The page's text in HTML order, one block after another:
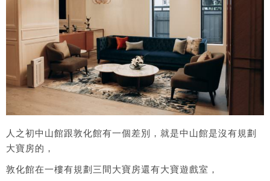
人之初中山館跟敦化館有一個差別，就是中山館是沒有規劃
大寶房的，
敦化館在一樓有規劃三間大寶房還有大寶遊戲室，